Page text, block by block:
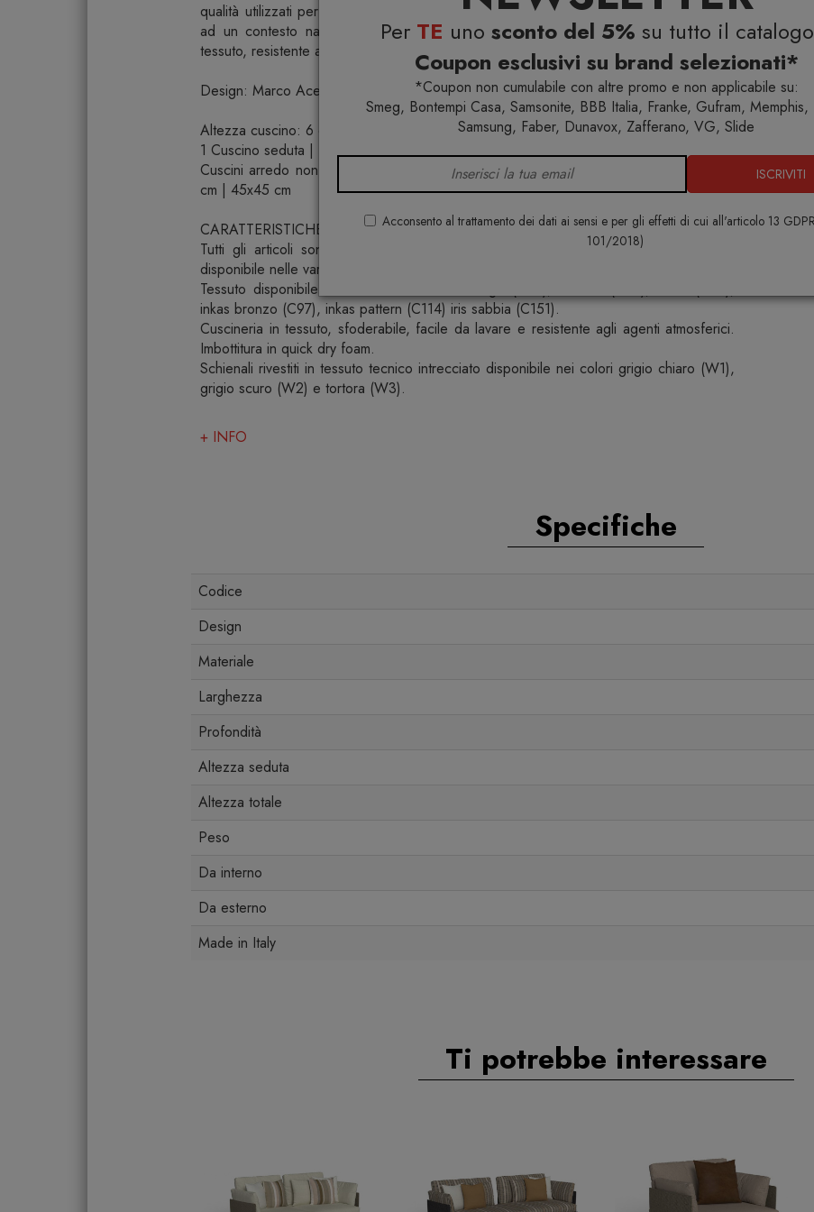
Per TE uno sconto del 5% su tutto il
Coupon esclusivi su brand selezionati*
*Coupon non cumulabile con altre promo e non applicabile su:
Smeg, Bontempi Casa, Samsonite, BBB Italia, Franke, Gufram, Memphis,
Samsung, Faber, Dunavox, Zafferano, VG, Slide
ISCRIVITI
Acconsento al trattamento dei dati ai sensi e per gli effetti di cui all'articolo 13
101/2018)
qualità utilizzati per la morbida cuscinatura, rendono la Poltrona Living Leaf adattabile
ad un contesto naturale e contemporaneo. La cuscineria in dry foam è rivestita di
tessuto, resistente alle intemperie.
Design: Marco Acerbis
Altezza cuscino: 6 cm
1 Cuscino seduta | 1 cuscini schienale inclusi
Cuscini arredo non inclusi, disponibili su richiesta in varie finiture e nei formati: 60x40
cm | 45x45 cm
CARATTERISTICHE
Tutti gli articoli sono caratterizzati da una struttura in alluminio verniciato a polvere
disponibile nelle varianti di colore: bianco (A12), grafite (A14) e mokka (A15).
Tessuto disponibile nella varianti: dove mèlange (C35), cenere (C92), silver (C96),
inkas bronzo (C97), inkas pattern (C114) iris sabbia (C151).
Cuscineria in tessuto, sfoderabile, facile da lavare e resistente agli agenti atmosferici.
Imbottitura in quick dry foam.
Schienali rivestiti in tessuto tecnico intrecciato disponibile nei colori grigio chiaro (W1),
grigio scuro (W2) e tortora (W3).
+ INFO
Specifiche
Codice
Design
Materiale
Larghezza
Profondità
Altezza seduta
Altezza totale
Peso
Da interno
Da esterno
Made in Italy
Ti potrebbe interessare